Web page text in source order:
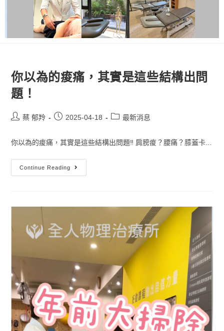
你以為的痠痛，其實是這些結構出問
題！
蔡 郁羚 2025-04-18 最新消息
你以為的痠痛，其實是這些結構出問題‼️ 肩膀痠？腰痛？膝蓋卡...
Continue Reading